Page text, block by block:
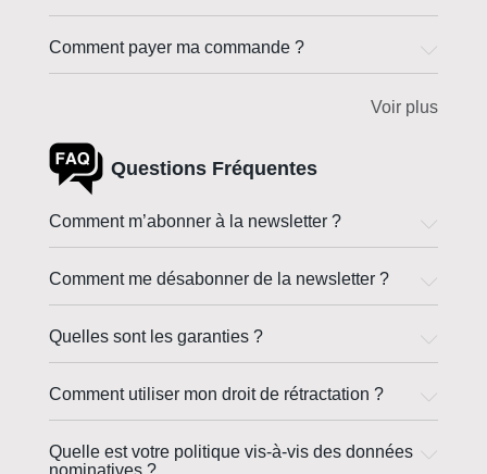
Comment payer ma commande ?
Voir plus
Questions Fréquentes
Comment m’abonner à la newsletter ?
Comment me désabonner de la newsletter ?
Quelles sont les garanties ?
Comment utiliser mon droit de rétractation ?
Quelle est votre politique vis-à-vis des données
nominatives ?